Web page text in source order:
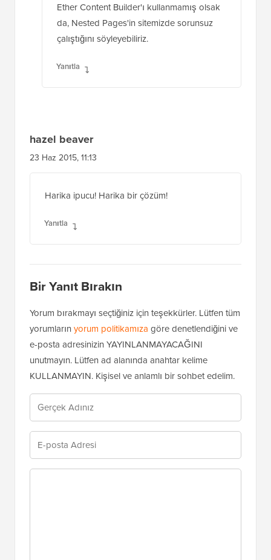
Ether Content Builder'ı kullanmamış olsak
da, Nested Pages'in sitemizde sorunsuz
çalıştığını söyleyebiliriz.
Yanıtla
hazel beaver
23 Haz 2015, 11:13
Harika ipucu! Harika bir çözüm!
Yanıtla
Bir Yanıt Bırakın
Yorum bırakmayı seçtiğiniz için teşekkürler. Lütfen tüm
yorumların yorum politikamıza göre denetlendiğini ve
e-posta adresinizin YAYINLANMAYACAĞINI
unutmayın. Lütfen ad alanında anahtar kelime
KULLANMAYIN. Kişisel ve anlamlı bir sohbet edelim.